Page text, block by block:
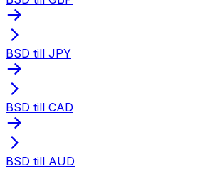
BSD till JPY
BSD till CAD
BSD till AUD